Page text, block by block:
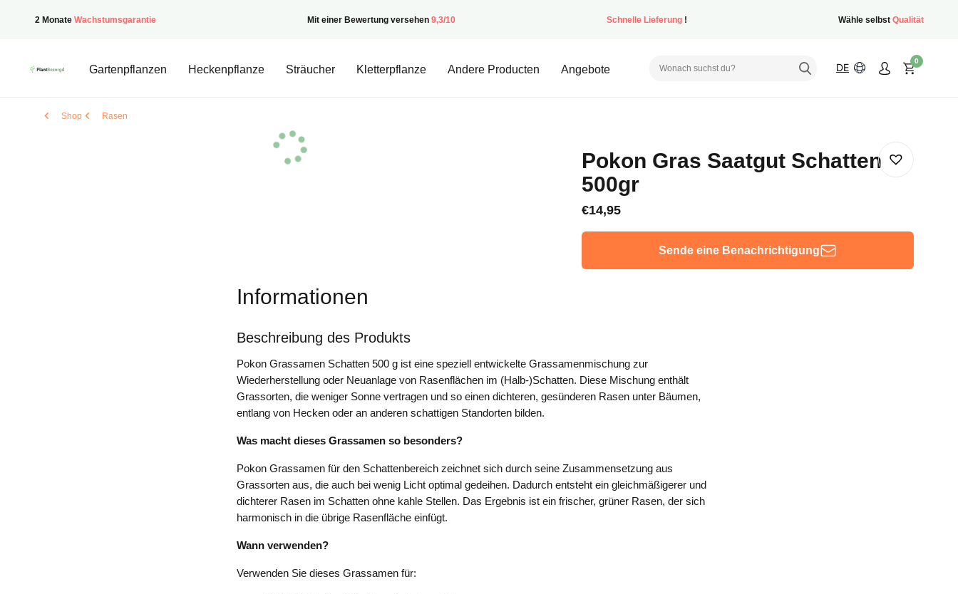
2 Monate Wachstumsgarantie Mit einer Bewertung versehen 9,3/10 Schnelle Lieferung ! Wähle selbst Qualität
PflanzenGeliefert
Gartenpflanzen Heckenpflanze Sträucher Kletterpflanze Andere Producten Angebote DE
0
Shop Rasen
Pokon Gras Saatgut Schatten
500gr
€14,95
Sende eine Benachrichtigung
Informationen
Beschreibung des Produkts
Pokon Grassamen Schatten 500 g ist eine speziell entwickelte Grassamenmischung zur
Wiederherstellung oder Neuanlage von Rasenflächen im (Halb-)Schatten. Diese Mischung enthält
Grassorten, die weniger Sonne vertragen und so einen dichteren, gesünderen Rasen unter Bäumen,
entlang von Hecken oder an anderen schattigen Standorten bilden.
Was macht dieses Grassamen so besonders?
Pokon Grassamen für den Schattenbereich zeichnet sich durch seine Zusammensetzung aus
Grassorten aus, die auch bei wenig Licht optimal gedeihen. Dadurch entsteht ein gleichmäßigerer und
dichterer Rasen im Schatten ohne kahle Stellen. Das Ergebnis ist ein frischer, grüner Rasen, der sich
harmonisch in die übrige Rasenfläche einfügt.
Wann verwenden?
Verwenden Sie dieses Grassamen für: